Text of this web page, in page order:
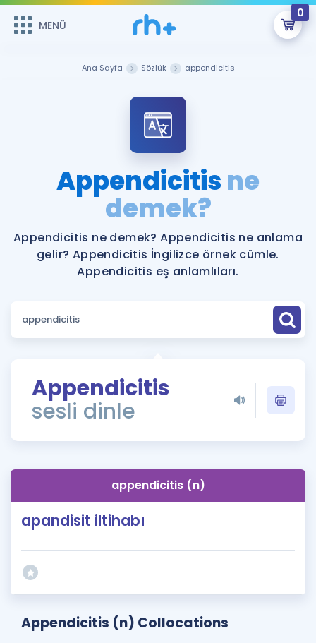
MENÜ
0
Şifremi Hatırlamıyorum
Sepetin Şu An Boş.
Remzi Hoca ile seni sınava hazırlayacak onlarca eğitim seni
bekliyor!
MENÜ
Katılımcı Görüşleri
Faydalı Araçlar
Ücretsiz Kaynaklar
ÖSYM Sınav Takvimi
Kampanyalar
İngilizce Gramer
İngilizce Gramer
Ana Sayfa Sözlük appendicitis
Appendicitisne
demek?
Appendicitis ne demek? Appendicitis ne anlama
gelir? Appendicitis İngilizce örnek cümle.
Appendicitis eş anlamlıları.
Appendicitis
sesli dinle
appendicitis (n)
apandisit iltihabı
Appendicitis (n) Collocations